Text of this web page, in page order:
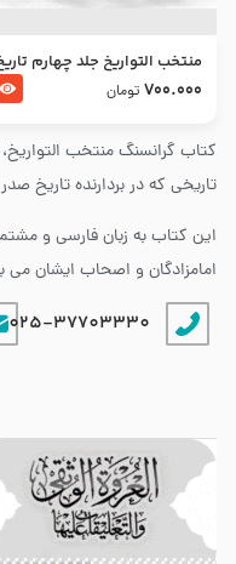
کتاب گرانسنگ منتخب
تاریخی که در بردارنده تاریخ
این کتاب به زبان فارسی و
امامزادگان و اصحاب ایشان می
025-37703330
منتخب التواریخ جلد چهارم
امام زین العابدین و امام محمد
700.000 تومان